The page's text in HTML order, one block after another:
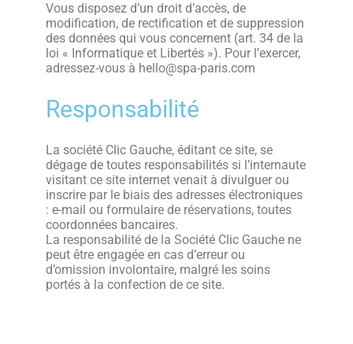
Vous disposez d’un droit d’accès, de
modification, de rectification et de suppression
des données qui vous concernent (art. 34 de la
loi « Informatique et Libertés »). Pour l’exercer,
adressez-vous à hello@spa-paris.com
Responsabilité
La société Clic Gauche, éditant ce site, se
dégage de toutes responsabilités si l’internaute
visitant ce site internet venait à divulguer ou
inscrire par le biais des adresses électroniques
: e-mail ou formulaire de réservations, toutes
coordonnées bancaires.
La responsabilité de la Société Clic Gauche ne
peut être engagée en cas d’erreur ou
d’omission involontaire, malgré les soins
portés à la confection de ce site.